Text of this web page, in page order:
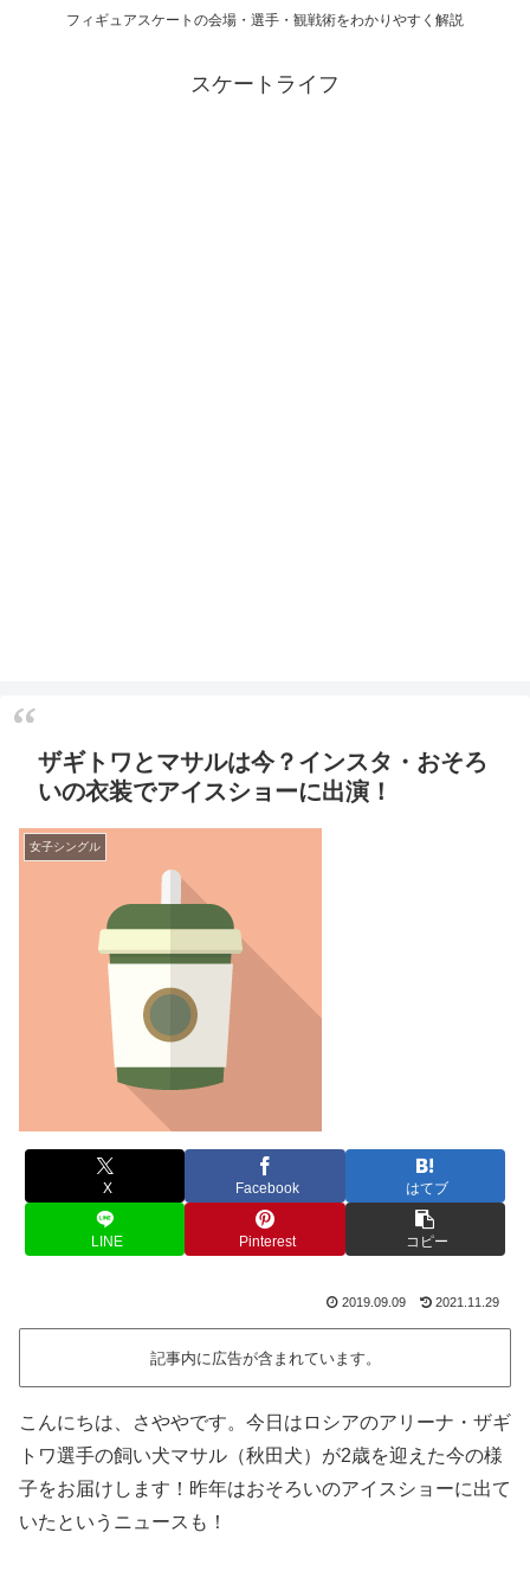
フィギュアスケートの会場・選手・観戦術をわかりやすく解説
スケートライフ
ザギトワとマサルは今？インスタ・おそろ
いの衣装でアイスショーに出演！
女子シングル
X Facebook はてブ
LINE Pinterest コピー
2019.09.09 2021.11.29
記事内に広告が含まれています。
こんにちは、さややです。今日はロシアのアリーナ・ザギ
トワ選手の飼い犬マサル（秋田犬）が2歳を迎えた今の様
子をお届けします！昨年はおそろいのアイスショーに出て
いたというニュースも！